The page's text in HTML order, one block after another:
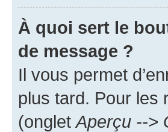
À quoi sert le
de message ?
Il vous permet
plus tard. Pour les
(ongletAperçu -->